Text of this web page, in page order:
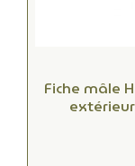
Fiche mâle